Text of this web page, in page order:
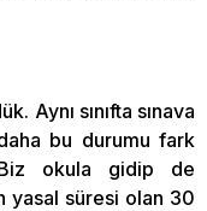
Aynı sınıfta sınava
bu durumu fark
okula gidip de
yasal süresi olan 30